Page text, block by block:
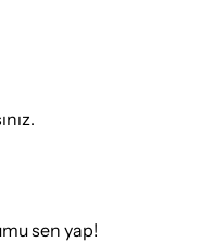
sen yap!